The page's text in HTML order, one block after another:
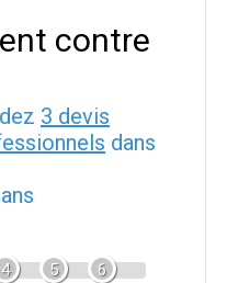
contre
3 devis
dans
4 5 6